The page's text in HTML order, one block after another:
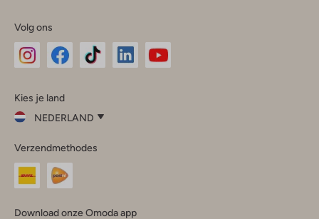
Volg ons
InstagramFacebook
Kies je land
NEDERLAND
je
land
Nederland
Verzendmethodes
Download onze Omoda app